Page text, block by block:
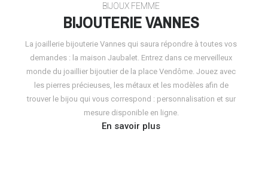
BIJOUX FEMME
BIJOUTERIE VANNES
La joaillerie bijouterie Vannes qui saura répondre à toutes vos
demandes : la maison Jaubalet. Entrez dans ce merveilleux
monde du joaillier bijoutier de la place Vendôme. Jouez avec
les pierres précieuses, les métaux et les modèles afin de
trouver le bijou qui vous correspond : personnalisation et sur
mesure disponible en ligne.
En savoir plus